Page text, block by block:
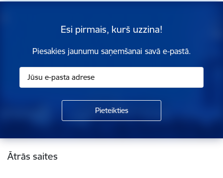
Esi pirmais, kurš uzzina!
Piesakies jaunumu saņemšanai savā e-pastā.
Kājene
Ātrās saites